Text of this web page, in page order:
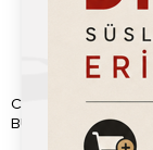
CHOCOWORLD
BUĞDAY PATLAĞI